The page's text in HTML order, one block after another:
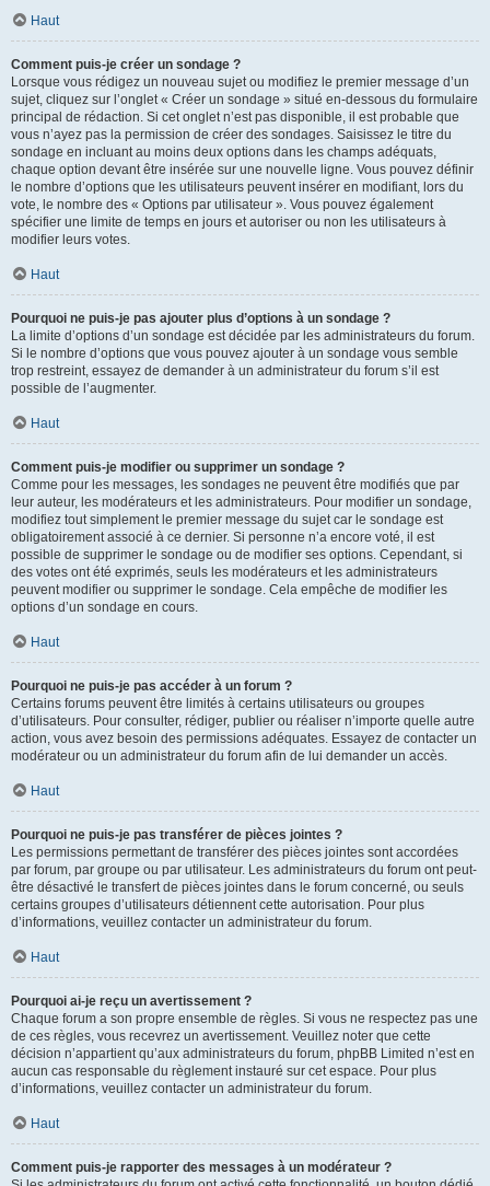
Haut
Comment puis-je créer un sondage ?
Lorsque vous rédigez un nouveau sujet ou modifiez le premier message d’un
sujet, cliquez sur l’onglet « Créer un sondage » situé en-dessous du formulaire
principal de rédaction. Si cet onglet n’est pas disponible, il est probable que
vous n’ayez pas la permission de créer des sondages. Saisissez le titre du
sondage en incluant au moins deux options dans les champs adéquats,
chaque option devant être insérée sur une nouvelle ligne. Vous pouvez définir
le nombre d’options que les utilisateurs peuvent insérer en modifiant, lors du
vote, le nombre des « Options par utilisateur ». Vous pouvez également
spécifier une limite de temps en jours et autoriser ou non les utilisateurs à
modifier leurs votes.
Haut
Pourquoi ne puis-je pas ajouter plus d’options à un sondage ?
La limite d’options d’un sondage est décidée par les administrateurs du forum.
Si le nombre d’options que vous pouvez ajouter à un sondage vous semble
trop restreint, essayez de demander à un administrateur du forum s’il est
possible de l’augmenter.
Haut
Comment puis-je modifier ou supprimer un sondage ?
Comme pour les messages, les sondages ne peuvent être modifiés que par
leur auteur, les modérateurs et les administrateurs. Pour modifier un sondage,
modifiez tout simplement le premier message du sujet car le sondage est
obligatoirement associé à ce dernier. Si personne n’a encore voté, il est
possible de supprimer le sondage ou de modifier ses options. Cependant, si
des votes ont été exprimés, seuls les modérateurs et les administrateurs
peuvent modifier ou supprimer le sondage. Cela empêche de modifier les
options d’un sondage en cours.
Haut
Pourquoi ne puis-je pas accéder à un forum ?
Certains forums peuvent être limités à certains utilisateurs ou groupes
d’utilisateurs. Pour consulter, rédiger, publier ou réaliser n’importe quelle autre
action, vous avez besoin des permissions adéquates. Essayez de contacter un
modérateur ou un administrateur du forum afin de lui demander un accès.
Haut
Pourquoi ne puis-je pas transférer de pièces jointes ?
Les permissions permettant de transférer des pièces jointes sont accordées
par forum, par groupe ou par utilisateur. Les administrateurs du forum ont peut-
être désactivé le transfert de pièces jointes dans le forum concerné, ou seuls
certains groupes d’utilisateurs détiennent cette autorisation. Pour plus
d’informations, veuillez contacter un administrateur du forum.
Haut
Pourquoi ai-je reçu un avertissement ?
Chaque forum a son propre ensemble de règles. Si vous ne respectez pas une
de ces règles, vous recevrez un avertissement. Veuillez noter que cette
décision n’appartient qu’aux administrateurs du forum, phpBB Limited n’est en
aucun cas responsable du règlement instauré sur cet espace. Pour plus
d’informations, veuillez contacter un administrateur du forum.
Haut
Comment puis-je rapporter des messages à un modérateur ?